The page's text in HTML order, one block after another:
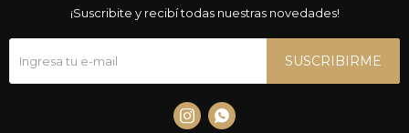
¡Suscribite y recibí todas nuestras novedades!
SUSCRIBIRME
 